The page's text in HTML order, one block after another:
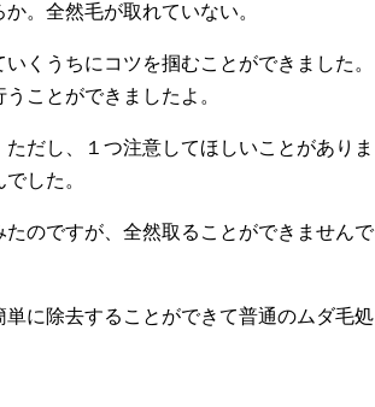
。全然毛が取れていない。
くうちにコツを掴むことができました。
ことができましたよ。
だし、１つ注意してほしいことがありま
した。
のですが、全然取ることができませんで
に除去することができて普通のムダ毛処